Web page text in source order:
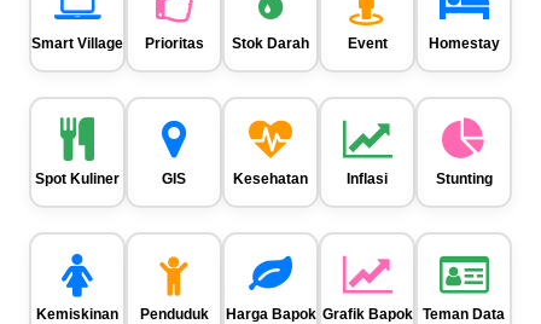
Smart Village Prioritas Stok Darah Event Homestay
Spot Kuliner GIS Kesehatan Inflasi Stunting
Kemiskinan Penduduk Harga Bapok Grafik Bapok Teman Data